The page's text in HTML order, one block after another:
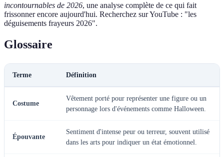
incontournables de 2026, une analyse complète de ce qui fait
frissonner encore aujourd'hui. Recherchez sur YouTube : "les
déguisements frayeurs 2026".
Glossaire
Terme Définition
Costume
Vêtement porté pour représenter une figure ou un
personnage lors d'événements comme Halloween.
Épouvante
Sentiment d'intense peur ou terreur, souvent utilisé
dans les arts pour indiquer un état émotionnel.